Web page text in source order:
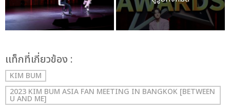
เเท็กที่เกี่ยวข้อง :
KIM BUM
2023 KIM BUM ASIA FAN MEETING IN BANGKOK [BETWEEN
U AND ME]